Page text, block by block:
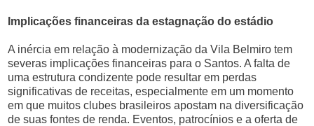
Implicações financeiras da estagnação do estádio
A inércia em relação à modernização da Vila Belmiro tem
severas implicações financeiras para o Santos. A falta de
uma estrutura condizente pode resultar em perdas
significativas de receitas, especialmente em um momento
em que muitos clubes brasileiros apostam na diversificação
de suas fontes de renda. Eventos, patrocínios e a oferta de